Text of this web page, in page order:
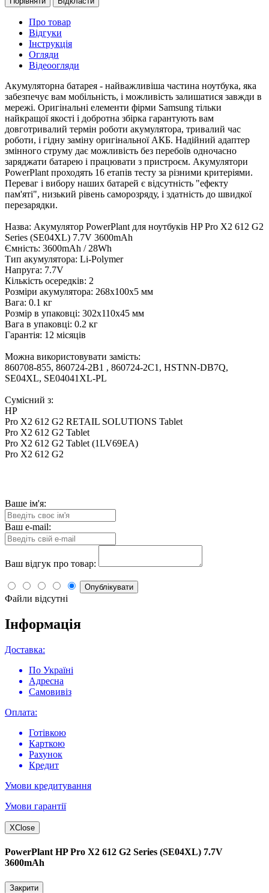
Про товар
Відгуки
Інструкція
Огляди
Відеоогляди
Акумуляторна батарея - найважливіша частина ноутбука, яка
забезпечує вам мобільність, і можливість залишатися завжди в
мережі. Оригінальні елементи фірми Samsung тільки
найкращої якості і добротна збірка гарантують вам
довготривалий термін роботи акумулятора, тривалий час
роботи, і гідну заміну оригінальної АКБ. Надійний адаптер
змінного струму дає можливість без перебоїв одночасно
заряджати батарею і працювати з пристроєм. Акумулятори
PowerPlant проходять 16 етапів тесту за різними критеріями.
Переваг і вибору наших батарей є відсутність "ефекту
пам'яті", низький рівень саморозряду, і здатність до швидкої
перезарядки.
Назва: Акумулятор PowerPlant для ноутбуків HP Pro X2 612 G2
Series (SE04XL) 7.7V 3600mAh
Ємність: 3600mAh / 28Wh
Тип акумулятора: Li-Polymer
Напруга: 7.7V
Кількість осередків: 2
Розміри акумулятора: 268x100x5 мм
Вага: 0.1 кг
Розмір в упаковці: 302x110x45 мм
Вага в упаковці: 0.2 кг
Гарантія: 12 місяців
Можна використовувати замість:
860708-855, 860724-2B1 , 860724-2C1, HSTNN-DB7Q,
SE04XL, SE04041XL-PL
Сумісний з:
HP
Pro X2 612 G2 RETAIL SOLUTIONS Tablet
Pro X2 612 G2 Tablet
Pro X2 612 G2 Tablet (1LV69EA)
Pro X2 612 G2
Ваше ім'я:
Ваш e-mail:
Ваш відгук про товар:
Опублікувати
Файли відсутні
Інформація
Доставка:
По Україні
Адресна
Самовивіз
Оплата:
Готівкою
Карткою
Рахунок
Кредит
Умови кредитування
Умови гарантії
XClose
PowerPlant HP Pro X2 612 G2 Series (SE04XL) 7.7V
3600mAh
Закрити